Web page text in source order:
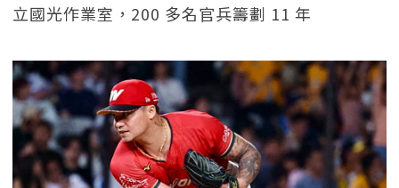
立國光作業室，200 多名官兵籌劃 11 年